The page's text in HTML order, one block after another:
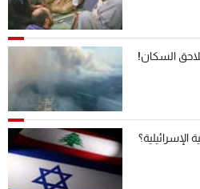
السكان!
الإسرائيلية؟